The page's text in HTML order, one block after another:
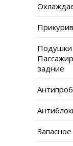
Подушки
задние